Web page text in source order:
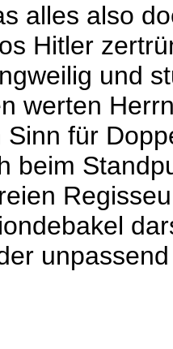
alles also
Hitler
und
werten
für
beim